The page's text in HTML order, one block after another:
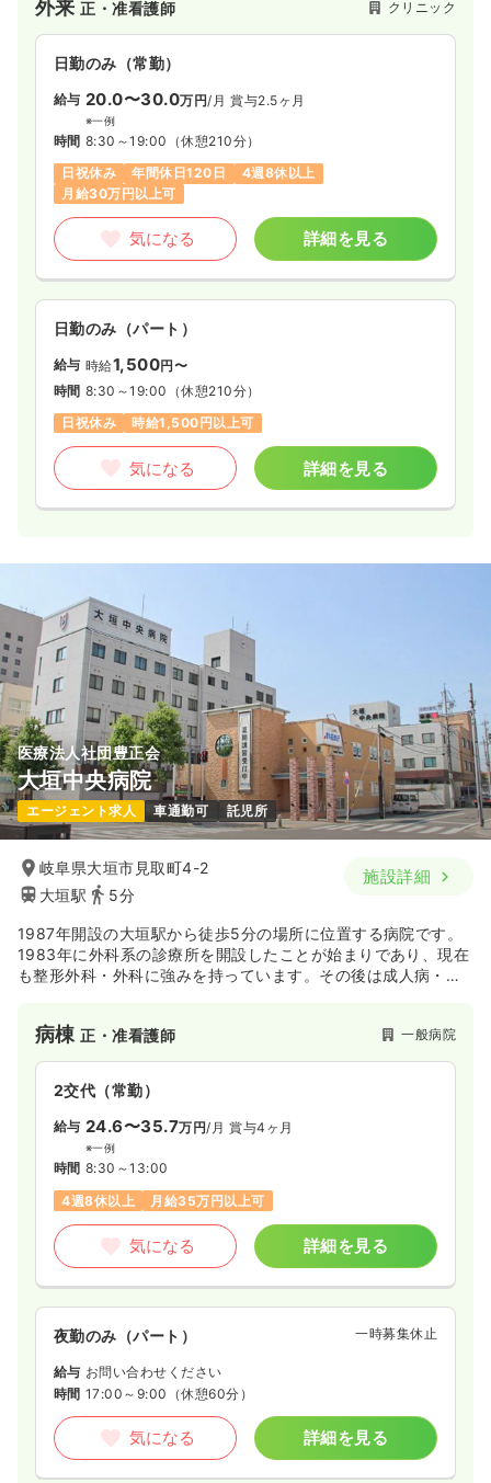
いた上で、具体的で丁寧な説明を心がけ続けています。
外来正・准看護師 クリニック
日勤のみ（常勤）
給与 20.0〜30.0万円/月 賞与2.5ヶ月
※一例
時間 8:30～19:00 （休憩210分）
日祝休み
年間休日120日
4週8休以上
月給30万円以上可
気になる 詳細を見る
日勤のみ（パート）
給与 時給1,500円〜
時間 8:30～19:00 （休憩210分）
日祝休み
時給1,500円以上可
気になる 詳細を見る
医療法人社団豊正会
大垣中央病院
エージェント求人 車通勤可 託児所
岐阜県大垣市見取町4-2
大垣駅
5分
施設詳細
1987年開設の大垣駅から徒歩5分の場所に位置する病院です。
1983年に外科系の診療所を開設したことが始まりであり、現在
も整形外科・外科に強みを持っています。その後は成人病・透
般病床のうち32床を地域包括ケア病床に移行しました。
病棟正・准看護師 一般病院
2交代（常勤）
給与 24.6〜35.7万円/月 賞与4ヶ月
※一例
時間 8:30～13:00
4週8休以上
月給35万円以上可
気になる 詳細を見る
夜勤のみ（パート） 一時募集休止
給与 お問い合わせください
時間 17:00～9:00 （休憩60分）
気になる 詳細を見る